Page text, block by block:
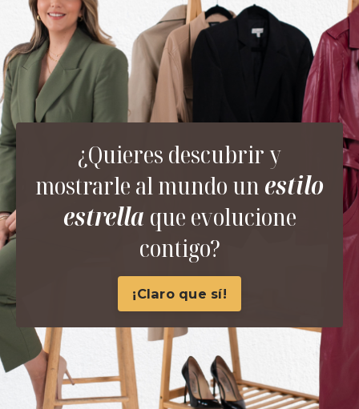
¿Quieres descubrir y
mostrarle al mundo unestilo
estrella que evolucione
contigo?
¡Claro que sí!